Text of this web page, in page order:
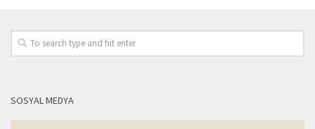
SOSYAL MEDYA